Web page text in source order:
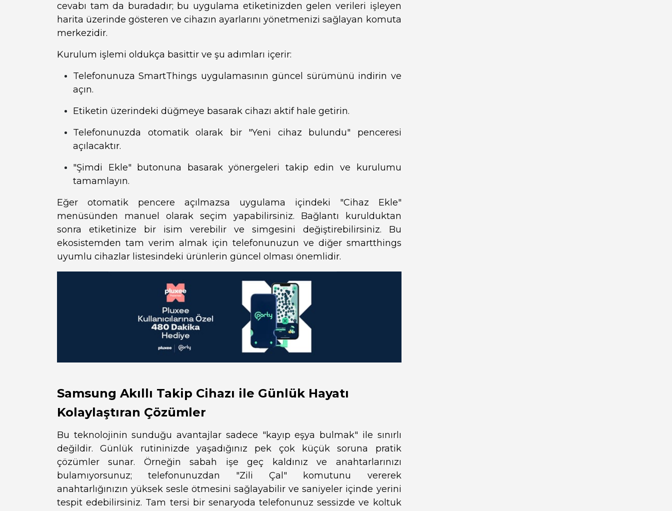
cevabı tam da buradadır; bu uygulama etiketinizden gelen verileri işleyen
harita üzerinde gösteren ve cihazın ayarlarını yönetmenizi sağlayan komuta
merkezidir.
Kurulum işlemi oldukça basittir ve şu adımları içerir:
Telefonunuza SmartThings uygulamasının güncel sürümünü indirin ve
açın.
Etiketin üzerindeki düğmeye basarak cihazı aktif hale getirin.
Telefonunuzda otomatik olarak bir "Yeni cihaz bulundu" penceresi
açılacaktır.
"Şimdi Ekle" butonuna basarak yönergeleri takip edin ve kurulumu
tamamlayın.
Eğer otomatik pencere açılmazsa uygulama içindeki "Cihaz Ekle"
menüsünden manuel olarak seçim yapabilirsiniz. Bağlantı kurulduktan
sonra etiketinize bir isim verebilir ve simgesini değiştirebilirsiniz. Bu
ekosistemden tam verim almak için telefonunuzun ve diğer smartthings
uyumlu cihazlar listesindeki ürünlerin güncel olması önemlidir.
Samsung Akıllı Takip Cihazı ile Günlük Hayatı
Kolaylaştıran Çözümler
Bu teknolojinin sunduğu avantajlar sadece "kayıp eşya bulmak" ile sınırlı
değildir. Günlük rutininizde yaşadığınız pek çok küçük soruna pratik
çözümler sunar. Örneğin sabah işe geç kaldınız ve anahtarlarınızı
bulamıyorsunuz; telefonunuzdan "Zili Çal" komutunu vererek
anahtarlığınızın yüksek sesle ötmesini sağlayabilir ve saniyeler içinde yerini
tespit edebilirsiniz. Tam tersi bir senaryoda telefonunuz sessizde ve koltuk